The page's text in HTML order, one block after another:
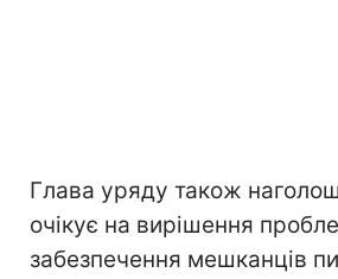
Глава уряду також
очікує на вирішення
забезпечення мешканців